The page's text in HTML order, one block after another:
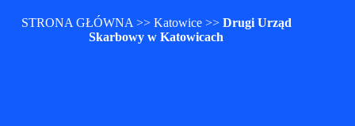
STRONA GŁÓWNA >> Katowice>> Drugi Urząd
Skarbowy w Katowicach